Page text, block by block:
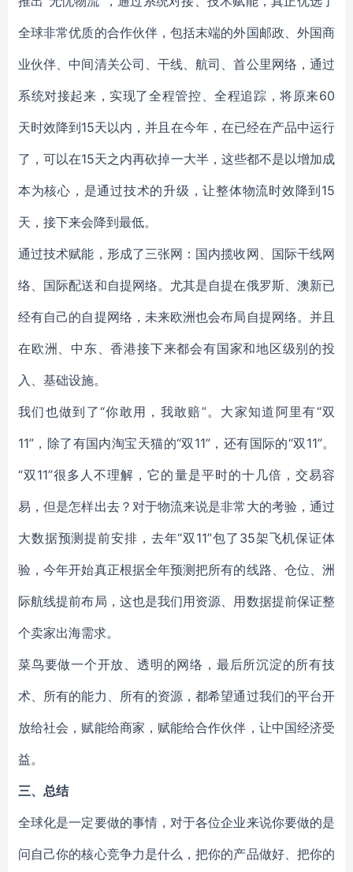
全球非常优质的合作伙伴，包括末端的外国邮政、外国商
业伙伴、中间清关公司、干线、航司、首公里网络，通过
系统对接起来，实现了全程管控、全程追踪，将原来60
天时效降到15天以内，并且在今年，在已经在产品中运行
了，可以在15天之内再砍掉一大半，这些都不是以增加成
本为核心，是通过技术的升级，让整体物流时效降到15
天，接下来会降到最低。
通过技术赋能，形成了三张网：国内揽收网、国际干线网
络、国际配送和自提网络。尤其是自提在俄罗斯、澳新已
经有自己的自提网络，未来欧洲也会布局自提网络。并且
在欧洲、中东、香港接下来都会有国家和地区级别的投
入、基础设施。
我们也做到了“你敢用，我敢赔”。大家知道阿里有“双
11”，除了有国内淘宝天猫的“双11”，还有国际的“双11”。
“双11”很多人不理解，它的量是平时的十几倍，交易容
易，但是怎样出去？对于物流来说是非常大的考验，通过
大数据预测提前安排，去年“双11”包了35架飞机保证体
验，今年开始真正根据全年预测把所有的线路、仓位、洲
际航线提前布局，这也是我们用资源、用数据提前保证整
个卖家出海需求。
菜鸟要做一个开放、透明的网络，最后所沉淀的所有技
术、所有的能力、所有的资源，都希望通过我们的平台开
放给社会，赋能给商家，赋能给合作伙伴，让中国经济受
益。
三、总结
全球化是一定要做的事情，对于各位企业来说你要做的是
问自己你的核心竞争力是什么，把你的产品做好、把你的